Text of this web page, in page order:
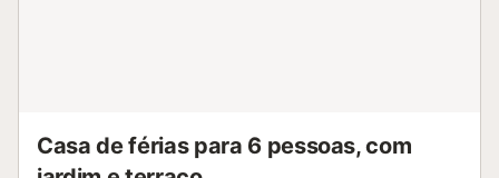
Casa de férias para 6 pessoas, com